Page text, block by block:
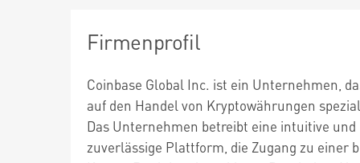
Firmenprofil
Coinbase Global Inc. ist ein Unternehmen,
auf den Handel von Kryptowährungen
Das Unternehmen betreibt eine intuitive und
zuverlässige Plattform, die Zugang zu einer